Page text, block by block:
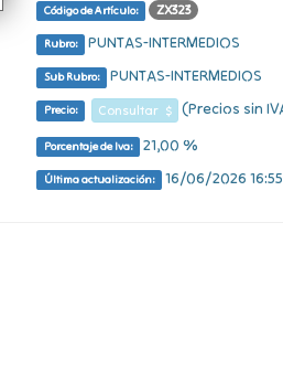
Código de Artículo: ZX323
Rubro: PUNTAS-INTERMEDIOS
Sub Rubro: PUNTAS-INTERMEDIOS
Precio: Consultar $ (Precios sin
Porcentaje de Iva: 21,00 %
Última actualización: 16/06/2026